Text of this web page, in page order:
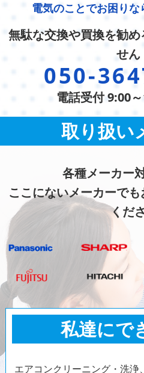
電気のことでお困りな
無駄な交換や買換を勧
せん
050-
電話受付 9:00
取り扱い
各種メーカー
ここにないメーカーで
くだ
私達にで
エアコンクリーニング・洗浄